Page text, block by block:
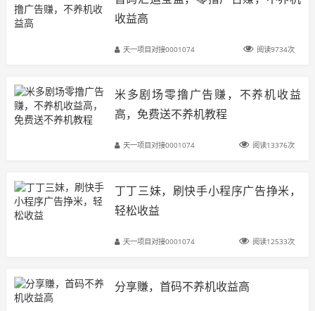
收益高
天一项目对接0001074 阅读9734次
米多剧场零撸广告赚，不养机收益
高，免费送不养机教程
天一项目对接0001074 阅读13376次
丁丁三妹，刷快手小程序广告挣米，
轻松收益
天一项目对接0001074 阅读12533次
分享賺，首码不养机收益高